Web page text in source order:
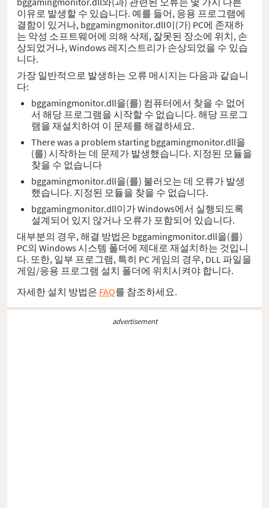
이유로 발생할 수 있습니다. 예를 들어, 응용 프로그램에
결함이 있거나, bggamingmonitor.dll이(가) PC에 존재하
는 악성 소프트웨어에 의해 삭제, 잘못된 장소에 위치, 손
상되었거나, Windows 레지스트리가 손상되었을 수 있습
니다.
가장 일반적으로 발생하는 오류 메시지는 다음과 같습니
다:
bggamingmonitor.dll을(를) 컴퓨터에서 찾을 수 없어
서 해당 프로그램을 시작할 수 없습니다. 해당 프로그
램을 재설치하여 이 문제를 해결하세요.
There was a problem starting bggamingmonitor.dll을
(를) 시작하는 데 문제가 발생했습니다. 지정된 모듈을
찾을 수 없습니다
bggamingmonitor.dll을(를) 불러오는 데 오류가 발생
했습니다. 지정된 모듈을 찾을 수 없습니다.
bggamingmonitor.dll이가 Windows에서 실행되도록
설계되어 있지 않거나 오류가 포함되어 있습니다.
대부분의 경우, 해결 방법은 bggamingmonitor.dll을(를)
PC의 Windows 시스템 폴더에 제대로 재설치하는 것입니
다. 또한, 일부 프로그램, 특히 PC 게임의 경우, DLL 파일을
게임/응용 프로그램 설치 폴더에 위치시켜야 합니다.
자세한 설치 방법은 FAQ를 참조하세요.
advertisement